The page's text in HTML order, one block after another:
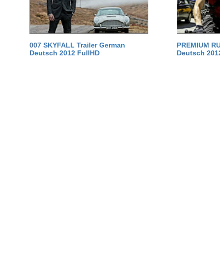
007 SKYFALL Trailer German
Deutsch 2012 FullHD
PREMIUM
Deutsch